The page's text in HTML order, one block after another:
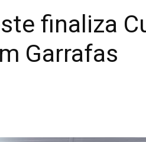
finaliza
Garrafas